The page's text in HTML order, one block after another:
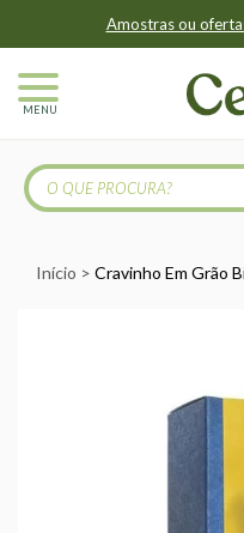
Amostras ou
MENU
Início Cravinho Em Grão